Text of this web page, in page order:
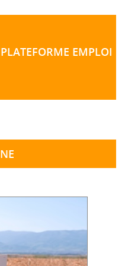
PLATEFORME EMPLOI